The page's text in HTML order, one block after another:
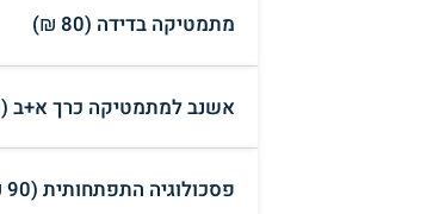
מתמטיקה בדידה (80 ₪)
אשנב למתמטיקה כרך א+ב (80 ₪)
פסכולוגיה התפתחותית (90 ₪)